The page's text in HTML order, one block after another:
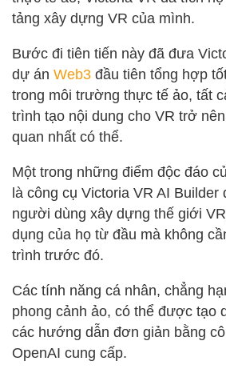
tảng xây dựng VR của mình.
Bước đi tiên tiến này đã đưa
dự án Web3 đầu tiên tổng hợp
trong môi trường thực tế ảo, tất
trình tạo nội dung cho VR trở
quan nhất có thể.
Một trong những điểm độc đáo
là công cụ Victoria VR AI Builder
người dùng xây dựng thế giới
dụng của họ từ đầu mà không
trình trước đó.
Các tính năng cá nhân, chẳng
phong cảnh ảo, có thể được tạo
các hướng dẫn đơn giản bằng
OpenAI cung cấp.